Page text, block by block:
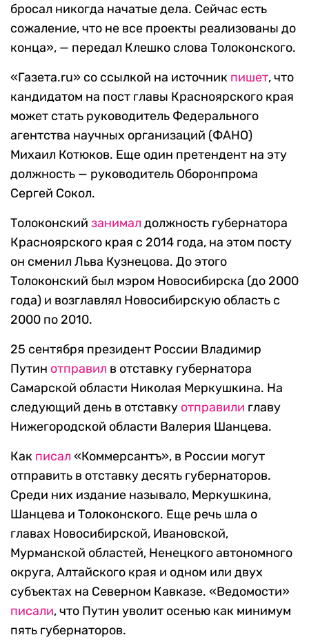
бросал никогда начатые дела. Сейчас есть
сожаление, что не все проекты реализованы до
конца», — передал Клешко слова Толоконского.
«Газета.ru» со ссылкой на источник пишет, что
кандидатом на пост главы Красноярского края
может стать руководитель Федерального
агентства научных организаций (ФАНО)
Михаил Котюков. Еще один претендент на эту
должность — руководитель Оборонпрома
Сергей Сокол.
Толоконский занимал должность губернатора
Красноярского края с 2014 года, на этом посту
он сменил Льва Кузнецова. До этого
Толоконский был мэром Новосибирска (до 2000
года) и возглавлял Новосибирскую область с
2000 по 2010.
25 сентября президент России Владимир
Путин отправил в отставку губернатора
Самарской области Николая Меркушкина. На
следующий день в отставку отправили главу
Нижегородской области Валерия Шанцева.
Как писал «Коммерсантъ», в России могут
отправить в отставку десять губернаторов.
Среди них издание называло, Меркушкина,
Шанцева и Толоконского. Еще речь шла о
главах Новосибирской, Ивановской,
Мурманской областей, Ненецкого автономного
округа, Алтайского края и одном или двух
субъектах на Северном Кавказе. «Ведомости»
писали, что Путин уволит осенью как минимум
пять губернаторов.